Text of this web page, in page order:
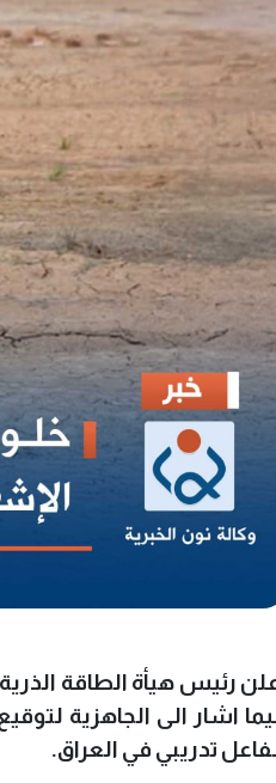
رئيس هيأة الطاقة
اشار الى الجاهزية
تدريبي في العراق.